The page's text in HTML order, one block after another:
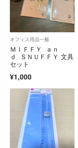
オフィス用品一般
ＭＩＦＦＹ ａｎ
ｄ ＳＮＵＦＦＹ 文具
セット
¥1,000